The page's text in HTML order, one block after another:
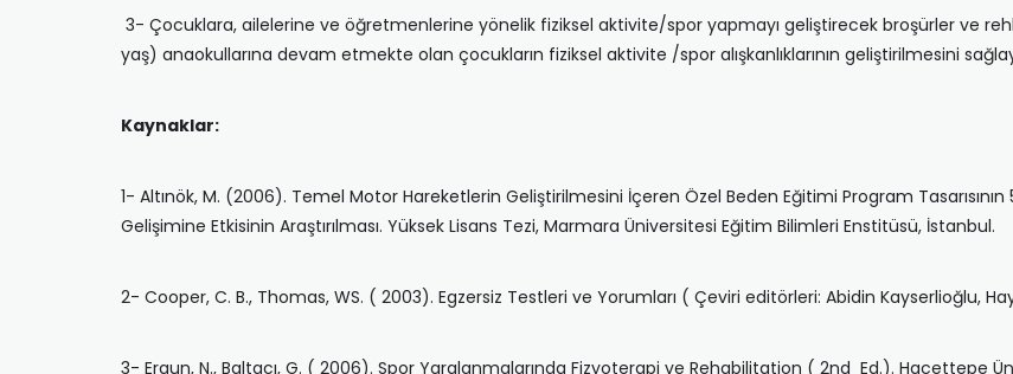
3- Çocuklara, ailelerine ve öğretmenlerine yönelik fiziksel aktivite/spor yapmayı geliştirecek broşürler ve
yaş) anaokullarına devam etmekte olan çocukların fiziksel aktivite /spor alışkanlıklarının geliştirilmesini
Kaynaklar:
1- Altınök, M. (2006). Temel Motor Hareketlerin Geliştirilmesini İçeren Özel Beden Eğitimi Program
Gelişimine Etkisinin Araştırılması. Yüksek Lisans Tezi, Marmara Üniversitesi Eğitim Bilimleri Enstitüsü, İstanbul.
2- Cooper, C. B., Thomas, WS. ( 2003). Egzersiz Testleri ve Yorumları ( Çeviri editörleri: Abidin Kayserlioğlu,
3- Ergun, N., Baltacı, G. ( 2006). Spor Yaralanmalarında Fizyoterapi ve Rehabilitation ( 2nd Ed.). Hacettepe